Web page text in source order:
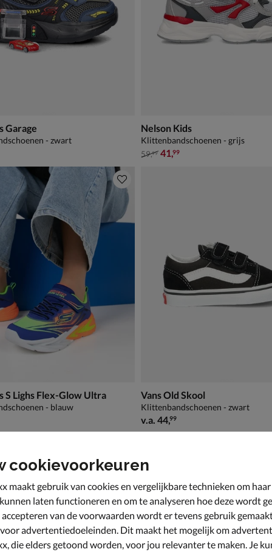
Garage
- zwart
Nelson Kids
Klittenbandschoenen - grijs
van € 59,99 voor € 41,99
59,99 41,99
S Lighs Flex-Glow Ultra
- blauw
Vans Old Skool
Klittenbandschoenen - zwart
vanaf € 44,99
v.a. 44,99
cookievoorkeuren
maakt gebruik van cookies en vergelijkbare technieken om
laten functioneren en om te analyseren hoe deze wordt
van de voorwaarden wordt er tevens gebruik
advertentiedoeleinden. Dit maakt het mogelijk om
die elders getoond worden, voor jou relevanter te maken. Je